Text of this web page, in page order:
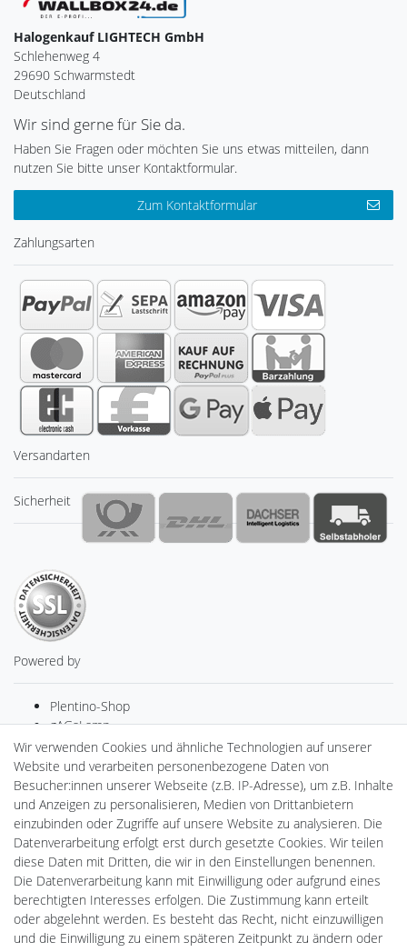
Halogenkauf LIGHTECH GmbH
Schlehenweg 4
29690 Schwarmstedt
Deutschland
Wir sind gerne für Sie da.
Haben Sie Fragen oder möchten Sie uns etwas mitteilen, dann
nutzen Sie bitte unser Kontaktformular.
Zum Kontaktformular
Zahlungsarten
Versandarten
Sicherheit
Powered by
Plentino-Shop
gAGaLamp
Drohnenstore24
Cardanlight-Shop
Batteriespeicher
PlentiSolar
Gebrauchtlicht
Ledkauf
DEYESOLAR
Lightech Connect
CardanLight Europe
FORTIMO LEDs
LED-RETROSHOP
Wir verwenden Cookies und ähnliche Technologien auf unserer
Website und verarbeiten personenbezogene Daten von
Besucher:innen unserer Webseite (z.B. IP-Adresse), um z.B. Inhalte
und Anzeigen zu personalisieren, Medien von Drittanbietern
einzubinden oder Zugriffe auf unsere Website zu analysieren. Die
Datenverarbeitung erfolgt erst durch gesetzte Cookies. Wir teilen
diese Daten mit Dritten, die wir in den Einstellungen benennen.
Die Datenverarbeitung kann mit Einwilligung oder aufgrund eines
berechtigten Interesses erfolgen. Die Zustimmung kann erteilt
oder abgelehnt werden. Es besteht das Recht, nicht einzuwilligen
und die Einwilligung zu einem späteren Zeitpunkt zu ändern oder